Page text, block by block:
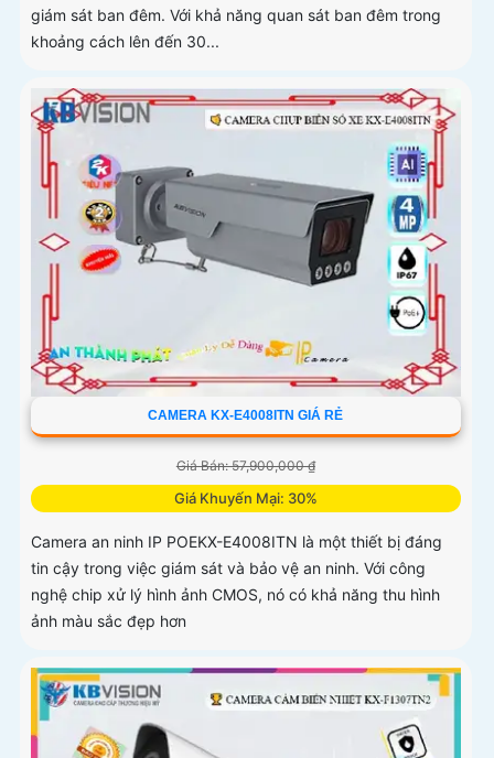
giám sát ban đêm. Với khả năng quan sát ban đêm trong
khoảng cách lên đến 30...
CAMERA KX-E4008ITN GIÁ RẺ
Giá Bán: 57,900,000 ₫
Giá Khuyến Mại: 30%
Camera an ninh IP POEKX-E4008ITN là một thiết bị đáng
tin cậy trong việc giám sát và bảo vệ an ninh. Với công
nghệ chip xử lý hình ảnh CMOS, nó có khả năng thu hình
ảnh màu sắc đẹp hơn